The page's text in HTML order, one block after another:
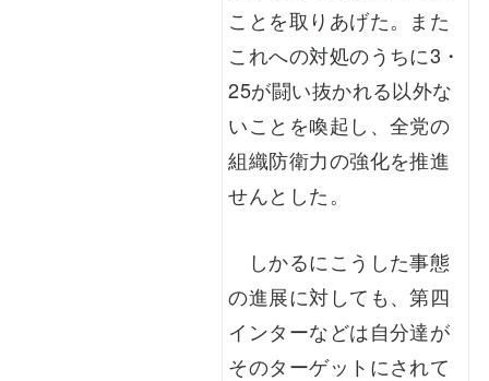
ことを取りあげた。また
これへの対処のうちに3・
25が闘い抜かれる以外な
いことを喚起し、全党の
組織防衛力の強化を推進
せんとした。
しかるにこうした事態
の進展に対しても、第四
インターなどは自分達が
そのターゲットにされて